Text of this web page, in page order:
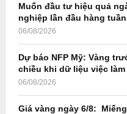
r
Muốn đầu tư hiệu quả
nghiệp lần đầu hàng
06/08/2026
Dự báo NFP Mỹ: Vàng
chiều khi dữ liệu việc
06/08/2026
Giá vàng ngày 6/8: